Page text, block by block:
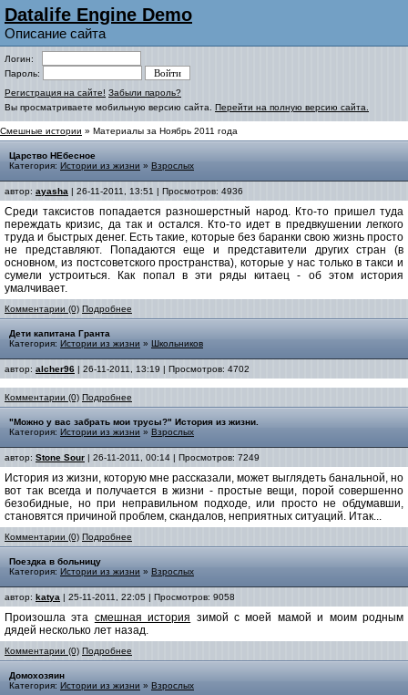
Datalife Engine Demo
Описание сайта
Логин:
Пароль:
Регистрация на сайте! Забыли пароль?
Вы просматриваете мобильную версию сайта. Перейти на полную версию сайта.
Смешные истории » Материалы за Ноябрь 2011 года
Царство НЕбесное
Категория: Истории из жизни » Взрослых
автор: ayasha | 26-11-2011, 13:51 | Просмотров: 4936
Среди таксистов попадается разношерстный народ. Кто-то пришел туда
переждать кризис, да так и остался. Кто-то идет в предвкушении легкого
труда и быстрых денег. Есть такие, которые без баранки свою жизнь просто
не представляют. Попадаются еще и представители других стран (в
основном, из постсоветского пространства), которые у нас только в такси и
сумели устроиться. Как попал в эти ряды китаец - об этом история
умалчивает.
Комментарии (0) Подробнее
Дети капитана Гранта
Категория: Истории из жизни » Школьников
автор: alcher96 | 26-11-2011, 13:19 | Просмотров: 4702
Комментарии (0) Подробнее
"Можно у вас забрать мои трусы?" История из жизни.
Категория: Истории из жизни » Взрослых
автор: Stone Sour | 26-11-2011, 00:14 | Просмотров: 7249
История из жизни, которую мне рассказали, может выглядеть банальной, но
вот так всегда и получается в жизни - простые вещи, порой совершенно
безобидные, но при неправильном подходе, или просто не обдумавши,
становятся причиной проблем, скандалов, неприятных ситуаций. Итак...
Комментарии (0) Подробнее
Поездка в больницу
Категория: Истории из жизни » Взрослых
автор: katya | 25-11-2011, 22:05 | Просмотров: 9058
Произошла эта смешная история зимой с моей мамой и моим родным
дядей несколько лет назад.
Комментарии (0) Подробнее
Домохозяин
Категория: Истории из жизни » Взрослых